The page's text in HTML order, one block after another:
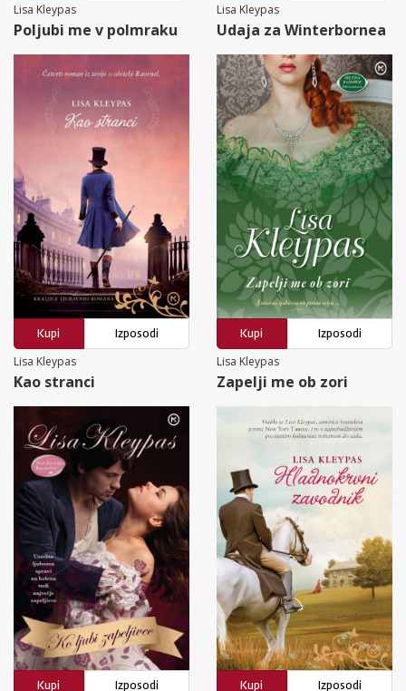
Lisa Kleypas
Poljubi me v polmraku
Lisa Kleypas
Udaja za Winterbornea
Kupi
Izposodi
Lisa Kleypas
Kao stranci
Kupi
Izposodi
Lisa Kleypas
Zapelji me ob zori
Kupi Izposodi Kupi Izposodi